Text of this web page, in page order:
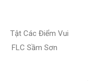
Tật Các Điểm Vui
Tại FLC Sầm Sơn